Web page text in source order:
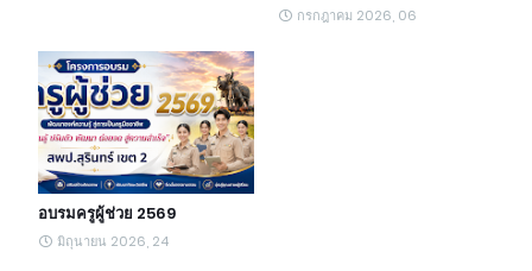
กรกฎาคม 2026, 06
อบรมครูผู้ช่วย 2569
มิถุนายน 2026, 24